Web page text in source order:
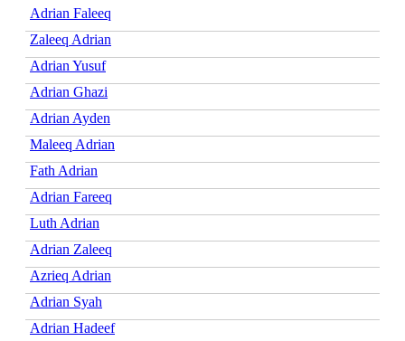
Adrian Faleeq
Zaleeq Adrian
Adrian Yusuf
Adrian Ghazi
Adrian Ayden
Maleeq Adrian
Fath Adrian
Adrian Fareeq
Luth Adrian
Adrian Zaleeq
Azrieq Adrian
Adrian Syah
Adrian Hadeef